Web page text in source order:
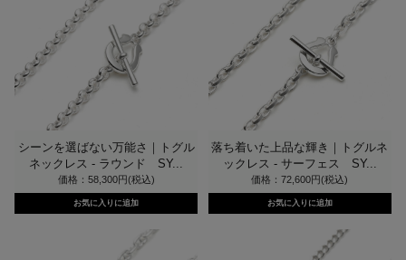
シーンを選ばない万能さ｜トグル
ネックレス - ラウンド SY...
価格：58,300円(税込)
落ち着いた上品な輝き｜トグルネ
ックレス - サーフェス SY...
価格：72,600円(税込)